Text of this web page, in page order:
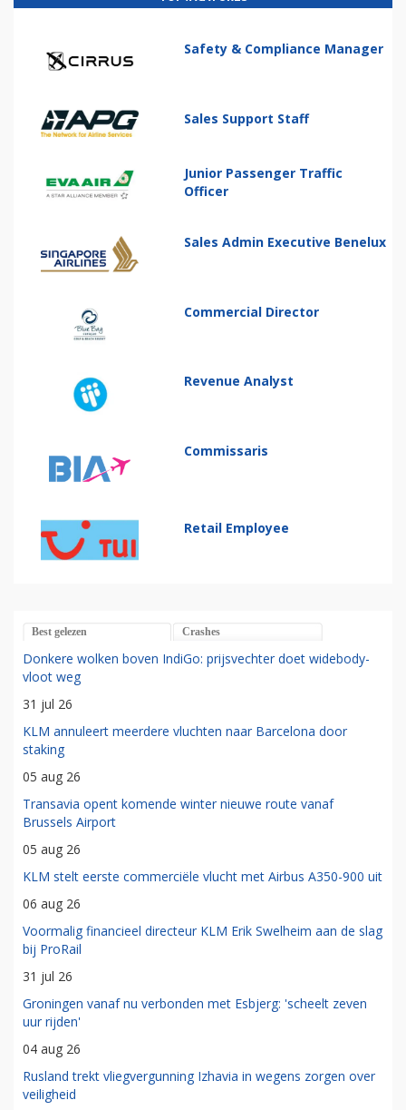
Safety & Compliance Manager
Sales Support Staff
Junior Passenger Traffic
Officer
Sales Admin Executive Benelux
Commercial Director
Revenue Analyst
Commissaris
Retail Employee
Best gelezen Crashes
Donkere wolken boven IndiGo: prijsvechter doet widebody-
vloot weg
31 jul 26
KLM annuleert meerdere vluchten naar Barcelona door
staking
05 aug 26
Transavia opent komende winter nieuwe route vanaf
Brussels Airport
05 aug 26
KLM stelt eerste commerciële vlucht met Airbus A350-900 uit
06 aug 26
Voormalig financieel directeur KLM Erik Swelheim aan de slag
bij ProRail
31 jul 26
Groningen vanaf nu verbonden met Esbjerg: 'scheelt zeven
uur rijden'
04 aug 26
Rusland trekt vliegvergunning Izhavia in wegens zorgen over
veiligheid